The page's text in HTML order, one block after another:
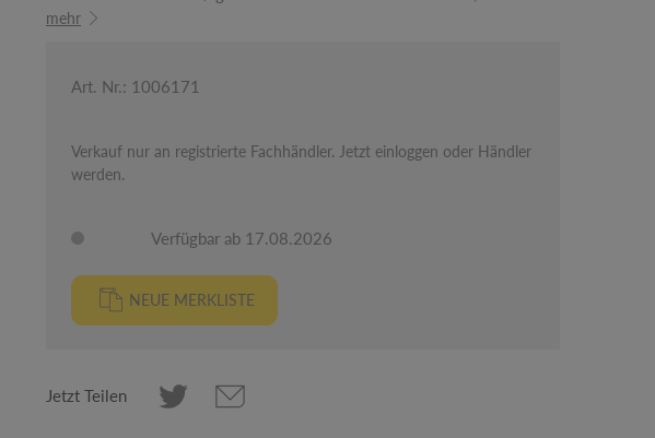
mehr
Art. Nr.: 1006171
Verkauf nur an registrierte Fachhändler. Jetzt einloggen oder Händler
werden.
Verfügbar ab 17.08.2026
NEUE MERKLISTE
Jetzt Teilen